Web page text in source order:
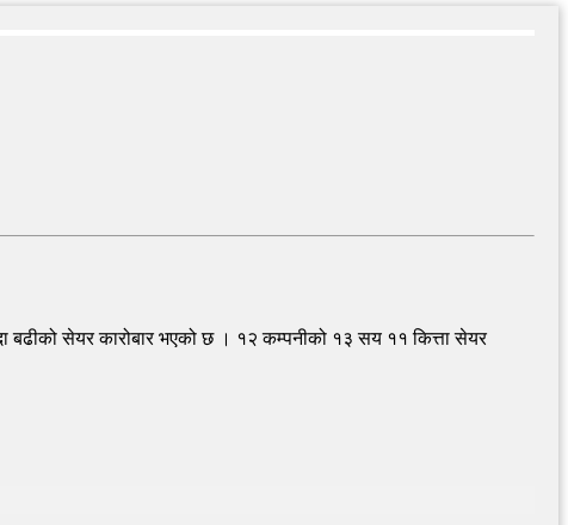
सेयर कारोबार भएको छ । १२ कम्पनीको १३ सय ११ कित्ता सेयर